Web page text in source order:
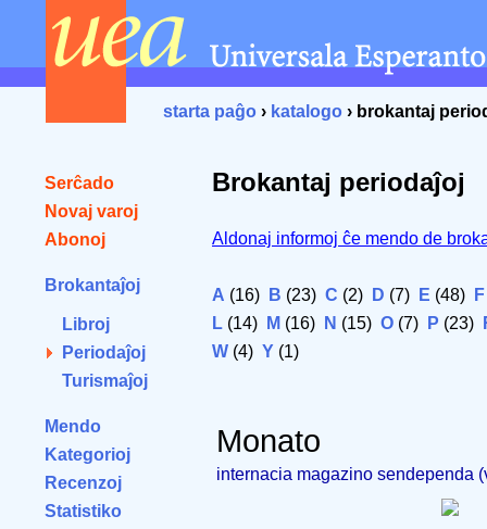
starta paĝo › katalogo › brokantaj
Serĉado
Novaj varoj
Abonoj
Brokantaĵoj
Libroj
Periodaĵoj
Turismaĵoj
Mendo
Kategorioj
Recenzoj
Statistiko
Brokantaj periodaĵoj
Aldonaj informoj ĉe mendo de
A (16) B (23) C (2) D (7) E (48) F
L (14) M (16) N (15) O (7) P (23)
W (4) Y (1)
Monato
internacia magazino sendependa